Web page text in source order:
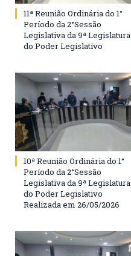
11ª Reunião Ordinária do 1°
Período da 2°Sessão
Legislativa da 9ª Legislatura
do Poder Legislativo
10ª Reunião Ordinária do 1°
Período da 2°Sessão
Legislativa da 9ª Legislatura
do Poder Legislativo
Realizada em 26/05/2026